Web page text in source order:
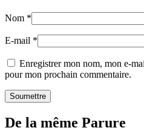
Nom *
E-mail *
Enregistrer mon nom, mon e-
pour mon prochain commentaire.
De la même Parure